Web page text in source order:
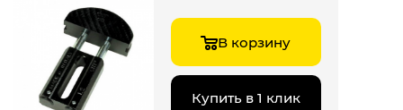
В корзину
Купить в 1 клик